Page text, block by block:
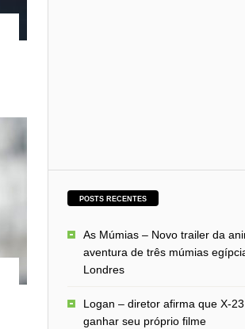
POSTS RECENTES
As Múmias – Novo trailer da
aventura de três múmias
Londres
Logan – diretor afirma que X-
ganhar seu próprio filme